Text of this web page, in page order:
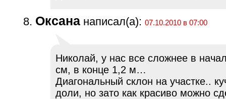
Оксана написал(а): 07.10.2010 в 07:00
Николай, у нас все сложнее в
см, в конце 1,2 м…
Диагональный склон на участке..
доли, но зато как красиво можно